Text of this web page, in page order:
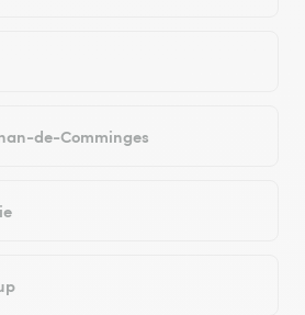
de-Comminges